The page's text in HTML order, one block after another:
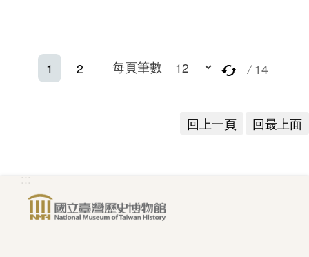
1 2 每頁筆數 / 14
回上一頁 回最上面
:::